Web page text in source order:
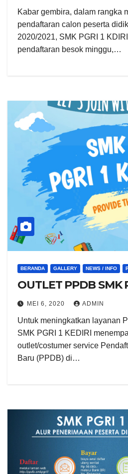
Kabar gembira, dalam rangka
pendaftaran calon peserta
2020/2021, SMK PGRI 1
pendaftaran besok minggu,…
BERANDA GALLERY NEWS / INFO
OUTLET PPDB SMK
MEI 6, 2020 ADMIN
Untuk meningkatkan layanan
SMK PGRI 1 KEDIRI
outlet/costumer service
Baru (PPDB) di…